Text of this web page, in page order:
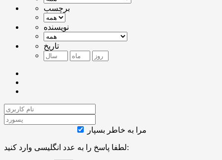
برچسب
نویسنده
تاریخ
مرا به خاطر بسپار
لطفا پاسخ را به عدد انگلیسی وارد کنید: